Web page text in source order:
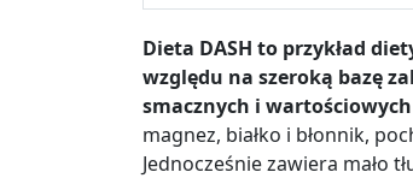
Dieta DASH to przykład
względu na szeroką bazę
smacznych i wartościowych
magnez, białko i błonnik,
Jednocześnie zawiera mało